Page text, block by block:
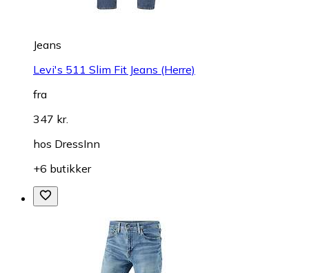
Jeans
Levi's 511 Slim Fit Jeans (Herre)
fra
347 kr.
hos DressInn
+6 butikker